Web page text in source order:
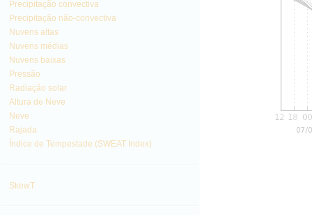
Precipitação convectiva
Precipitação não-convectiva
Nuvens altas
Nuvens médias
Nuvens baixas
Pressão
Radiação solar
Altura de Neve
Neve
Rajada
Índice de Tempestade (SWEAT Index)
SkewT